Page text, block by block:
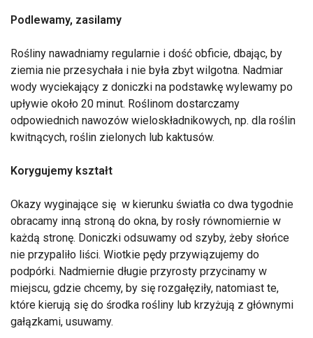
Podlewamy, zasilamy
Rośliny nawadniamy regularnie i dość obficie, dbając, by
ziemia nie przesychała i nie była zbyt wilgotna. Nadmiar
wody wyciekający z doniczki na podstawkę wylewamy po
upływie około 20 minut. Roślinom dostarczamy
odpowiednich nawozów wieloskładnikowych, np. dla roślin
kwitnących, roślin zielonych lub kaktusów.
Korygujemy kształt
Okazy wyginające się w kierunku światła co dwa tygodnie
obracamy inną stroną do okna, by rosły równomiernie w
każdą stronę. Doniczki odsuwamy od szyby, żeby słońce
nie przypaliło liści. Wiotkie pędy przywiązujemy do
podpórki. Nadmiernie długie przyrosty przycinamy w
miejscu, gdzie chcemy, by się rozgałęziły, natomiast te,
które kierują się do środka rośliny lub krzyżują z głównymi
gałązkami, usuwamy.